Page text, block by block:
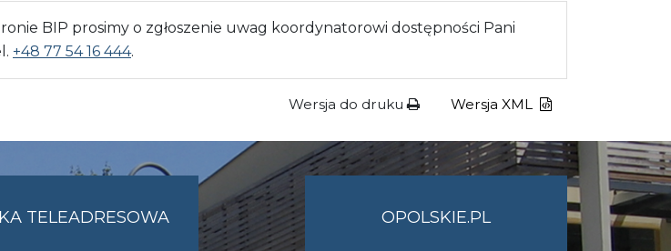
BIP prosimy o zgłoszenie uwag koordynatorowi dostępności Pani
+48 77 54 16 444.
Wersja do druku Wersja XML
TELEADRESOWA OPOLSKIE.PL